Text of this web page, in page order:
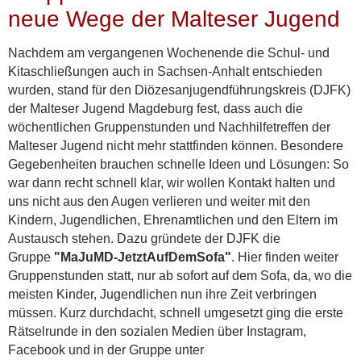
neue Wege der Malteser Jugend
Nachdem am vergangenen Wochenende die Schul- und
Kitaschließungen auch in Sachsen-Anhalt entschieden
wurden, stand für den Diözesanjugendführungskreis (DJFK)
der Malteser Jugend Magdeburg fest, dass auch die
wöchentlichen Gruppenstunden und Nachhilfetreffen der
Malteser Jugend nicht mehr stattfinden können. Besondere
Gegebenheiten brauchen schnelle Ideen und Lösungen: So
war dann recht schnell klar, wir wollen Kontakt halten und
uns nicht aus den Augen verlieren und weiter mit den
Kindern, Jugendlichen, Ehrenamtlichen und den Eltern im
Austausch stehen. Dazu gründete der DJFK die
Gruppe "MaJuMD-JetztAufDemSofa". Hier finden weiter
Gruppenstunden statt, nur ab sofort auf dem Sofa, da, wo die
meisten Kinder, Jugendlichen nun ihre Zeit verbringen
müssen. Kurz durchdacht, schnell umgesetzt ging die erste
Rätselrunde in den sozialen Medien über Instagram,
Facebook und in der Gruppe unter